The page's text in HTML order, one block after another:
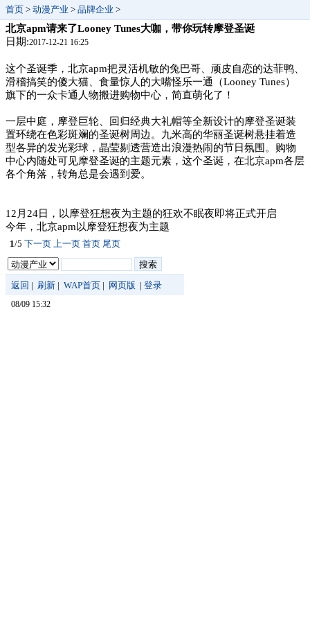
首页 > 动漫产业 > 品牌企业 >
北京apm请来了Looney Tunes大咖，带你玩转摩登圣诞
日期:2017-12-21 16:25
这个圣诞季，北京apm把灵活机敏的兔巴哥、顽皮自恋的达菲鸭、
滑稽搞笑的傻大猫、食量惊人的大嘴怪乐一通（Looney Tunes）
旗下的一众卡通人物搬进购物中心，简直萌化了！
一层中庭，摩登巨轮、回归经典大礼帽等全新设计的摩登圣诞装
置环绕在色彩斑斓的圣诞树周边。九米高的华丽圣诞树悬挂着造
型各异的发光彩球，晶莹剔透营造出浪漫热闹的节日氛围。购物
中心内随处可见摩登圣诞的主题元素，这个圣诞，在北京apm各层
各个角落，转角总是会遇到爱。
12月24日，以摩登狂想夜为主题的狂欢不眠夜即将正式开启
今年，北京apm以摩登狂想夜为主题
1/5 下一页 上一页 首页 尾页
返回 | 刷新 | WAP首页 | 网页版 | 登录
08/09 15:32